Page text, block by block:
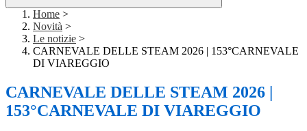
Home >
Novità >
Le notizie >
CARNEVALE DELLE STEAM 2026 | 153°CARNEVALE
DI VIAREGGIO
CARNEVALE DELLE STEAM 2026 |
153°CARNEVALE DI VIAREGGIO